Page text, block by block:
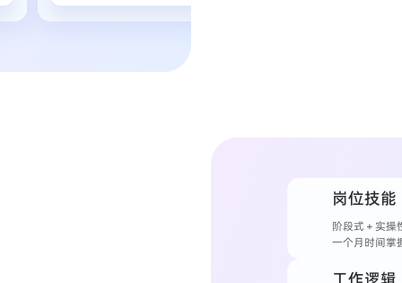
岗位技能
阶段式＋实操
一个月时间掌